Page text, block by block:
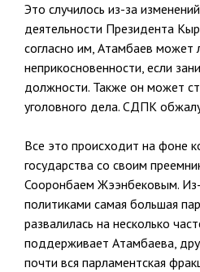
Это случилось из-за
деятельности Президента
согласно им, Атамбаев может
неприкосновенности, если
должности. Также он может
уголовного дела. СДПК
Все это происходит на фоне
государства со своим
Сооронбаем Жээнбековым.
политиками самая большая
развалилась на несколько
поддерживает Атамбаева,
почти вся парламентская